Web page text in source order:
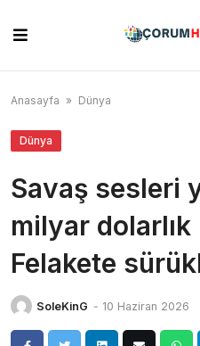
content
Anasayfa » Dünya
Dünya
Savaş sesleri
milyar
Felakete
SoleKinG - 10 Haziran 2026